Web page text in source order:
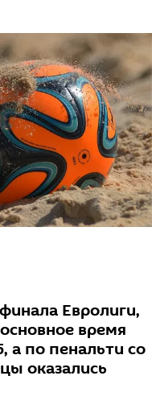
Евролиги,
время
а по пенальти со
оказались